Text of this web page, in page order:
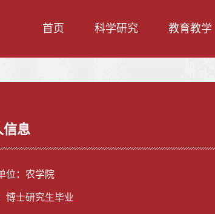
首页 科学研究 教育教学
信息
位：农学院
博士研究生毕业